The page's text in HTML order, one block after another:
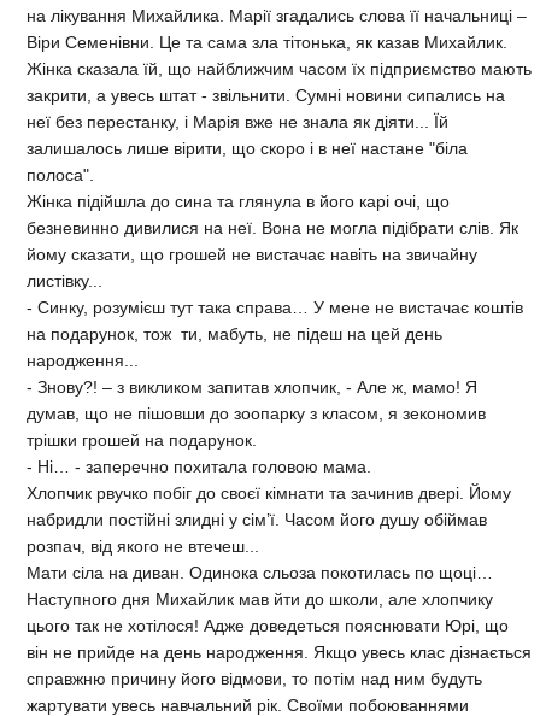
на лікування Михайлика. Марії згадались слова її начальниці –
Віри Семенівни. Це та сама зла тітонька, як казав Михайлик.
Жінка сказала їй, що найближчим часом їх підприємство мають
закрити, а увесь штат - звільнити. Сумні новини сипались на
неї без перестанку, і Марія вже не знала як діяти... Їй
залишалось лише вірити, що скоро і в неї настане "біла
полоса".
Жінка підійшла до сина та глянула в його карі очі, що
безневинно дивилися на неї. Вона не могла підібрати слів. Як
йому сказати, що грошей не вистачає навіть на звичайну
листівку...
- Синку, розумієш тут така справа… У мене не вистачає коштів
на подарунок, тож ти, мабуть, не підеш на цей день
народження...
- Знову?! – з викликом запитав хлопчик, - Але ж, мамо! Я
думав, що не пішовши до зоопарку з класом, я зекономив
трішки грошей на подарунок.
- Ні… - заперечно похитала головою мама.
Хлопчик рвучко побіг до своєї кімнати та зачинив двері. Йому
набридли постійні злидні у сім’ї. Часом його душу обіймав
розпач, від якого не втечеш...
Мати сіла на диван. Одинока сльоза покотилась по щоці…
Наступного дня Михайлик мав йти до школи, але хлопчику
цього так не хотілося! Адже доведеться пояснювати Юрі, що
він не прийде на день народження. Якщо увесь клас дізнається
справжню причину його відмови, то потім над ним будуть
жартувати увесь навчальний рік. Своїми побоюваннями